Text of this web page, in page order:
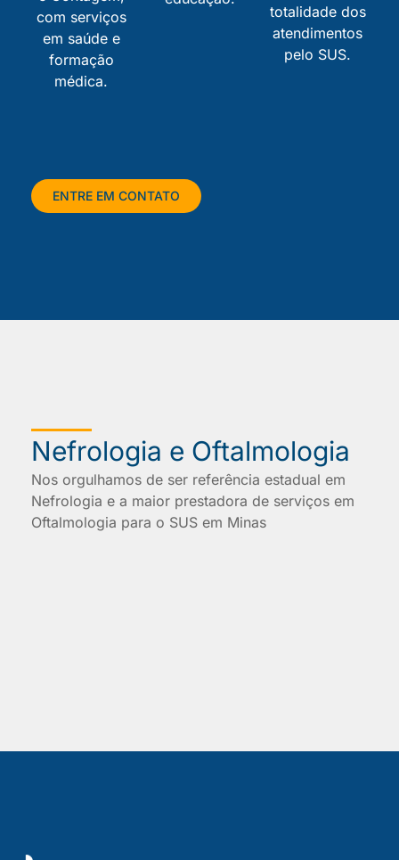
com serviços
em saúde e
formação
médica.
totalidade dos
atendimentos
pelo SUS.
ENTRE EM CONTATO
Nefrologia e Oftalmologia
Nos orgulhamos de ser referência estadual em
Nefrologia e a maior prestadora de serviços em
Oftalmologia para o SUS em Minas